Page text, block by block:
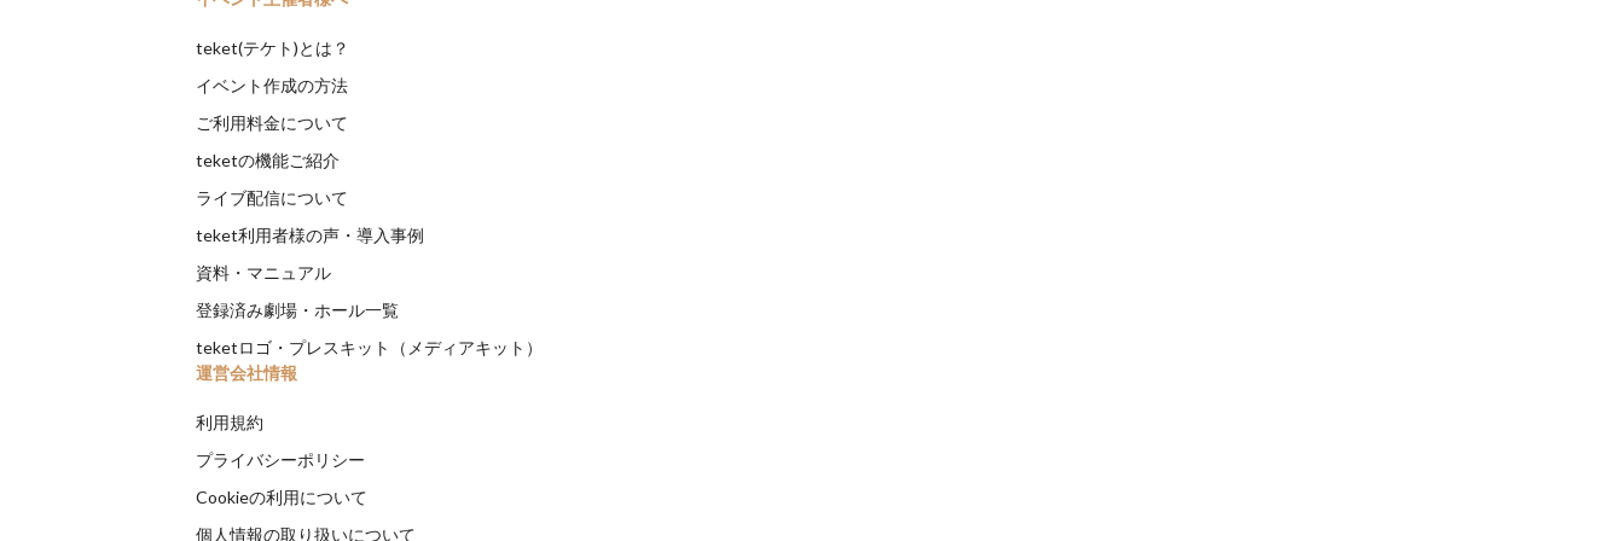
teket(テケト)とは？
イベント作成の方法
ご利用料金について
teketの機能ご紹介
ライブ配信について
teket利用者様の声・導入事例
資料・マニュアル
登録済み劇場・ホール一覧
teketロゴ・プレスキット（メディアキット）
運営会社情報
利用規約
プライバシーポリシー
Cookieの利用について
個人情報の取り扱いについて